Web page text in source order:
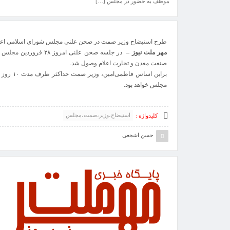
طرح استیضاح وزیر صمت در صحن علنی مجلس شورای اسلامی
مهر ملت نیوز –
در جلسه صحن علنی
صنعت معدن و تجارت اعلام وصول شد.
براین
مجلس خواهد بود.
کلیدواژه : استیضاح،وزیر،صمت،مجلس
حسن اشجعی